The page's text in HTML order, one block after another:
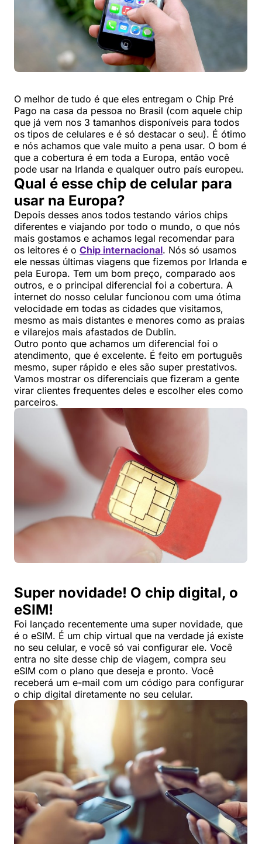
O melhor de tudo é que eles entregam o Chip Pré
Pago na casa da pessoa no Brasil (com aquele chip
que já vem nos 3 tamanhos disponíveis para todos
os tipos de celulares e é só destacar o seu). É ótimo
e nós achamos que vale muito a pena usar. O bom é
que a cobertura é em toda a Europa, então você
pode usar na Irlanda e qualquer outro país europeu.
Qual é esse chip de celular para
usar na Europa?
Depois desses anos todos testando vários chips
diferentes e viajando por todo o mundo, o que nós
mais gostamos e achamos legal recomendar para
os leitores é o Chip internacional. Nós só usamos
ele nessas últimas viagens que fizemos por Irlanda e
pela Europa. Tem um bom preço, comparado aos
outros, e o principal diferencial foi a cobertura. A
internet do nosso celular funcionou com uma ótima
velocidade em todas as cidades que visitamos,
mesmo as mais distantes e menores como as praias
e vilarejos mais afastados de Dublin.
Outro ponto que achamos um diferencial foi o
atendimento, que é excelente. É feito em português
mesmo, super rápido e eles são super prestativos.
Vamos mostrar os diferenciais que fizeram a gente
virar clientes frequentes deles e escolher eles como
parceiros.
Super novidade! O chip digital, o
eSIM!
Foi lançado recentemente uma super novidade, que
é o eSIM. É um chip virtual que na verdade já existe
no seu celular, e você só vai configurar ele. Você
entra no site desse chip de viagem, compra seu
eSIM com o plano que deseja e pronto. Você
receberá um e-mail com um código para configurar
o chip digital diretamente no seu celular.